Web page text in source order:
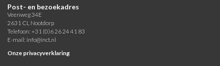
Post- en bezoekadres
Veenweg 34E
2631 CL Nootdorp
Telefoon: +31 (0)6 26 24 41 83
E-mail: info@inct.nl
Onze privacyverklaring